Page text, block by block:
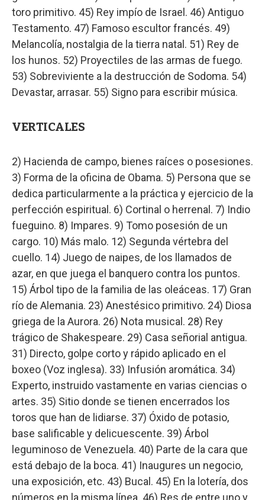
toro primitivo. 45) Rey impío de Israel. 46) Antiguo
Testamento. 47) Famoso escultor francés. 49)
Melancolía, nostalgia de la tierra natal. 51) Rey de
los hunos. 52) Proyectiles de las armas de fuego.
53) Sobreviviente a la destrucción de Sodoma. 54)
Devastar, arrasar. 55) Signo para escribir música.
VERTICALES
2) Hacienda de campo, bienes raíces o posesiones.
3) Forma de la oficina de Obama. 5) Persona que se
dedica particularmente a la práctica y ejercicio de la
perfección espiritual. 6) Cortinal o herrenal. 7) Indio
fueguino. 8) Impares. 9) Tomo posesión de un
cargo. 10) Más malo. 12) Segunda vértebra del
cuello. 14) Juego de naipes, de los llamados de
azar, en que juega el banquero contra los puntos.
15) Árbol tipo de la familia de las oleáceas. 17) Gran
río de Alemania. 23) Anestésico primitivo. 24) Diosa
griega de la Aurora. 26) Nota musical. 28) Rey
trágico de Shakespeare. 29) Casa señorial antigua.
31) Directo, golpe corto y rápido aplicado en el
boxeo (Voz inglesa). 33) Infusión aromática. 34)
Experto, instruido vastamente en varias ciencias o
artes. 35) Sitio donde se tienen encerrados los
toros que han de lidiarse. 37) Óxido de potasio,
base salificable y delicuescente. 39) Árbol
leguminoso de Venezuela. 40) Parte de la cara que
está debajo de la boca. 41) Inaugures un negocio,
una exposición, etc. 43) Bucal. 45) En la lotería, dos
números en la misma línea. 46) Res de entre uno y